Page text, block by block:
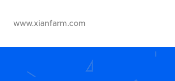
www.xianfarm.com